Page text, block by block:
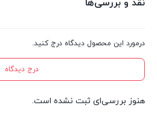
نقد و بررسی‌ها
درمورد این محصول دیدگاه درج کنید.
درج دیدگاه
هنوز بررسی‌ای ثبت نشده است.